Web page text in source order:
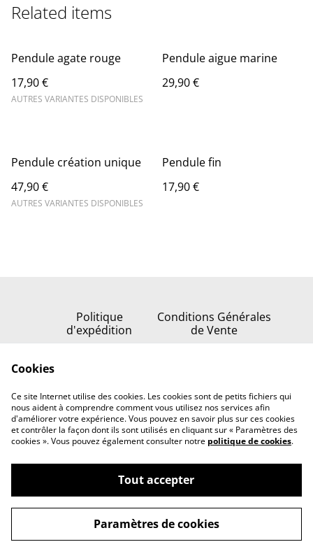
Related items
Pendule agate rouge
17,90 €
AUTRES VARIANTES DISPONIBLES
Pendule aigue marine
29,90 €
Pendule création unique
47,90 €
AUTRES VARIANTES DISPONIBLES
Pendule fin
17,90 €
Politique
d'expédition
Conditions Générales
de Vente
Nous contacter
©2026Serenata della stella
powered by
Cookies
Ce site Internet utilise des cookies. Les cookies sont de petits fichiers qui
nous aident à comprendre comment vous utilisez nos services afin
d'améliorer votre expérience. Vous pouvez en savoir plus sur ces cookies
et contrôler la façon dont ils sont utilisés en cliquant sur « Paramètres des
cookies ». Vous pouvez également consulter notre politique de cookies.
Tout accepter
Paramètres de cookies